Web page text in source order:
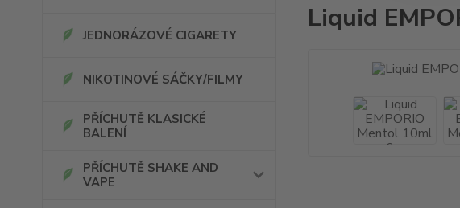
JEDNORÁZOVÉ CIGARETY
NIKOTINOVÉ SÁČKY/FILMY
PŘÍCHUTĚ KLASICKÉ
BALENÍ
PŘÍCHUTĚ SHAKE AND
VAPE
Liquid